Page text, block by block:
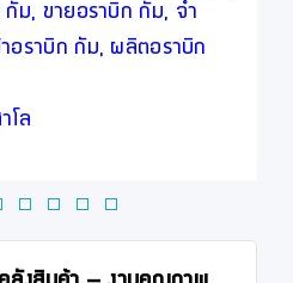
ม, ขายอราบิก กัม, จำ
อราบิก กัม, ผลิตอราบิก
โล